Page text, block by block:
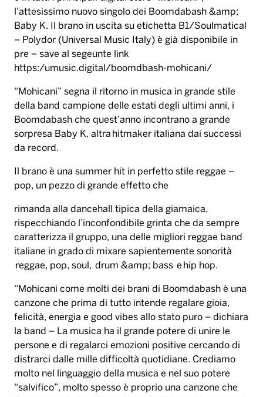
l’attesissimo nuovo singolo dei Boomdabash &amp;
Baby K. Il brano in uscita su etichetta B1/Soulmatical
– Polydor (Universal Music Italy) è già disponibile in
pre – save al segeunte link
https:/umusic.digital/boomdbash-mohicani/
“Mohicani” segna il ritorno in musica in grande stile
della band campione delle estati degli ultimi anni, i
Boomdabash che quest’anno incontrano a grande
sorpresa Baby K, altra hitmaker italiana dai successi
da record.
Il brano è una summer hit in perfetto stile reggae –
pop, un pezzo di grande effetto che
rimanda alla dancehall tipica della giamaica,
rispecchiando l’inconfondibile grinta che da sempre
caratterizza il gruppo, una delle migliori reggae band
italiane in grado di mixare sapientemente sonorità
reggae, pop, soul, drum &amp; bass e hip hop.
“Mohicani come molti dei brani di Boomdabash è una
canzone che prima di tutto intende regalare gioia,
felicità, energia e good vibes allo stato puro – dichiara
la band – La musica ha il grande potere di unire le
persone e di regalarci emozioni positive cercando di
distrarci dalle mille difficoltà quotidiane. Crediamo
molto nel linguaggio della musica e nel suo potere
“salvifico”, molto spesso è proprio una canzone che